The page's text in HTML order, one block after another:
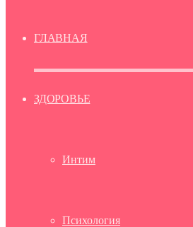
ГЛАВНАЯ
ЗДОРОВЬЕ
Интим
Психология